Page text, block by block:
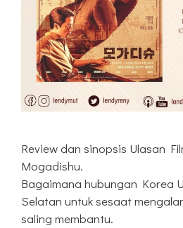
Review dan sinopsis Ulasan
Mogadishu.
Bagaimana hubungan Korea
Selatan untuk sesaat
saling membantu.